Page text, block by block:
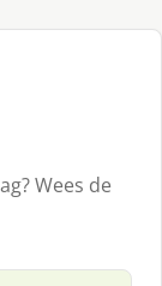
Wees de